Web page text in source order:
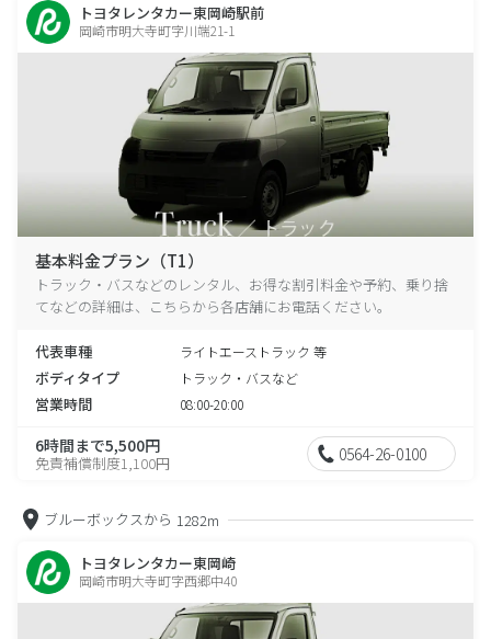
トヨタレンタカー東岡崎駅前
岡崎市明大寺町字川端21-1
基本料金プラン（T1）
トラック・バスなどのレンタル、お得な割引料金や予約、乗り捨
てなどの詳細は、こちらから各店舗にお電話ください。
代表車種 ライトエーストラック 等
ボディタイプ トラック・バスなど
営業時間 08:00-20:00
6時間まで5,500円
免責補償制度1,100円 0564-26-0100
ブルーボックスから 1282m
トヨタレンタカー東岡崎
岡崎市明大寺町字西郷中40